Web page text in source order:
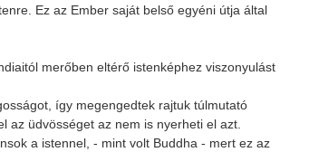
Ez az Ember saját belső egyéni útja által
merőben eltérő istenképhez viszonyulást
így megengedtek rajtuk túlmutató
az üdvösséget az nem is nyerheti el azt.
a istennel, - mint volt Buddha - mert ez az